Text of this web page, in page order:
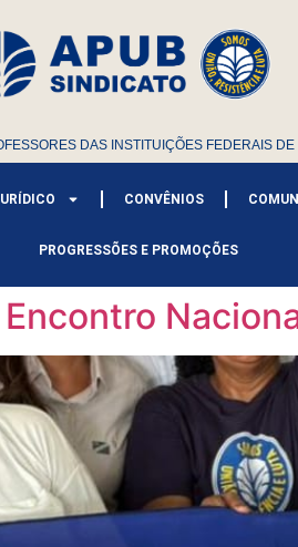
DAS INSTITUIÇÕES FEDERAIS
CONVÊNIOS
PROGRESSÕES E PROMOÇÕES